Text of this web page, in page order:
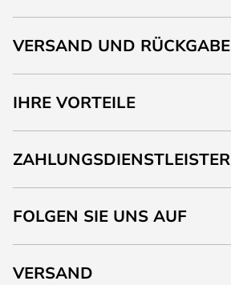
VERSAND UND RÜCKGABE
IHRE VORTEILE
ZAHLUNGSDIENSTLEISTER
FOLGEN SIE UNS AUF
VERSAND